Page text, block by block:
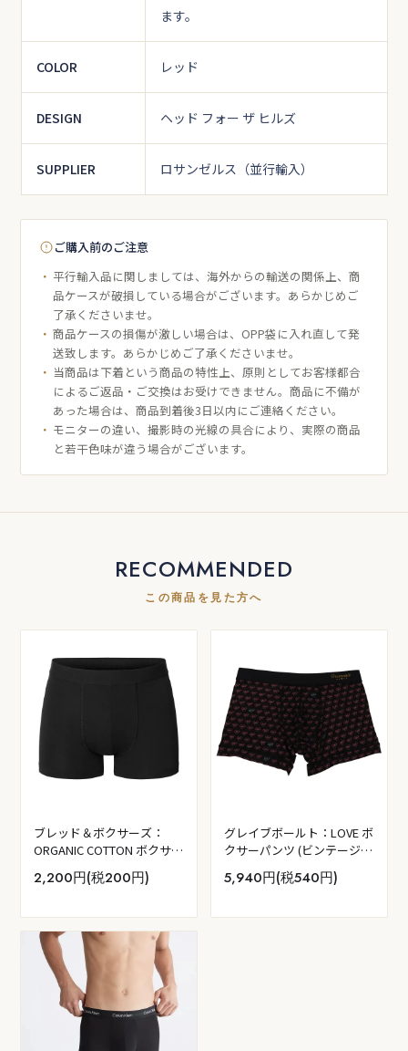
ます。
COLOR レッド
DESIGN ヘッド フォー ザ ヒルズ
SUPPLIER ロサンゼルス（並行輸入）
ご購入前のご注意
平行輸入品に関しましては、海外からの輸送の関係上、商
品ケースが破損している場合がございます。あらかじめご
了承くださいませ。
商品ケースの損傷が激しい場合は、OPP袋に入れ直して発
送致します。あらかじめご了承くださいませ。
当商品は下着という商品の特性上、原則としてお客様都合
によるご返品・ご交換はお受けできません。商品に不備が
あった場合は、商品到着後3日以内にご連絡ください。
モニターの違い、撮影時の光線の具合により、実際の商品
と若干色味が違う場合がございます。
RECOMMENDED
この商品を見た方へ
ブレッド＆ボクサーズ：
ORGANIC COTTON ボクサー
ブリーフ (ブラック)
2,200円(税200円)
グレイブボールト：LOVE ボ
クサーパンツ (ビンテージ・
ブラック)
5,940円(税540円)